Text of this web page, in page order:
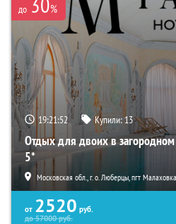
до %
19:21:51 Купили:13
Отдых для двоих в загородном
5*
Московская обл., г. о. Люберцы, пгт
от 2520 руб.
до57000руб.